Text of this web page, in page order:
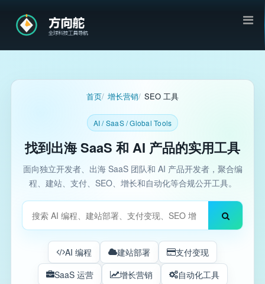
首页 增长营销 SEO 工具
AI / SaaS / Global Tools
找到出海 SaaS 和 AI 产品的实用工具
面向独立开发者、出海 SaaS 团队和 AI 产品开发者，聚合编
程、建站、支付、SEO、增长和自动化等合规公开工具。
搜索工具
AI 编程 建站部署
支付变现
SaaS 运营
增长营销 自动化工具